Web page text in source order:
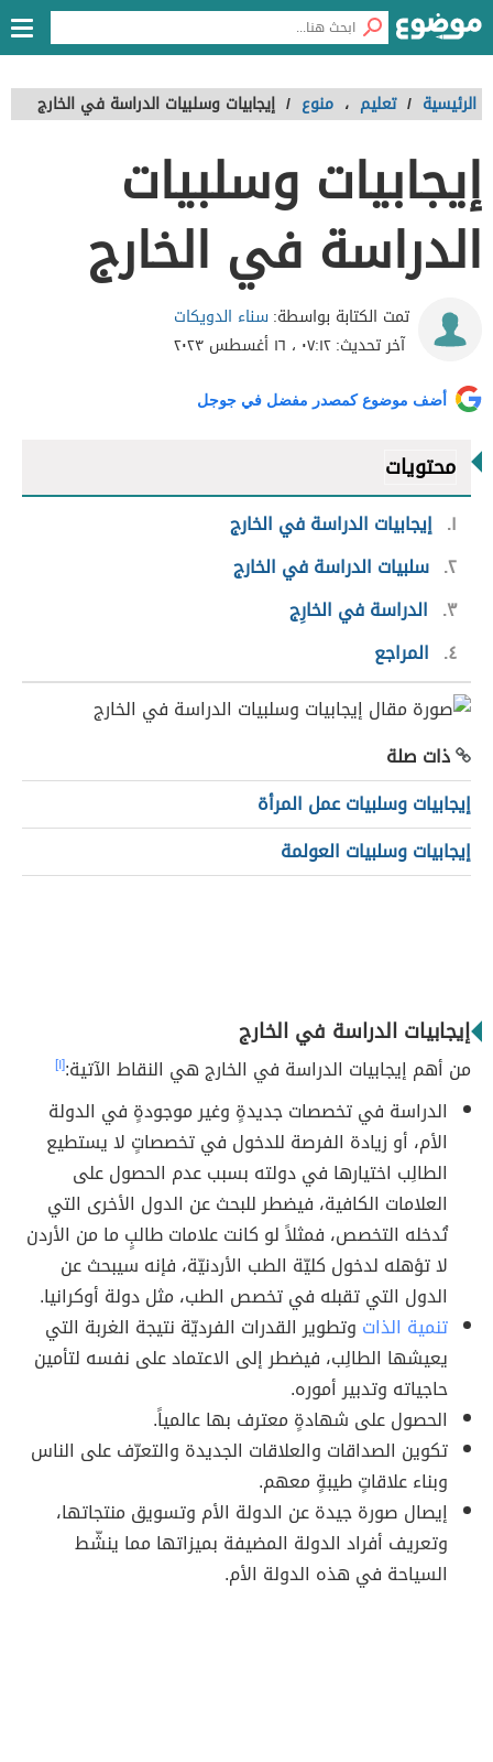
الرئيسية / تعليم ، منوع / إيجابيات وسلبيات الدراسة في الخارج
إيجابيات وسلبيات
الدراسة في الخارج
تمت الكتابة بواسطة:سناء الدويكات
آخر تحديث:٠٧:١٢ ، ١٦ أغسطس ٢٠٢٣
أضف موضوع كمصدر مفضل في جوجل
محتويات
١ إيجابيات الدراسة في الخارج
٢ سلبيات الدراسة في الخارج
٣
الدراسة في الخارِج
٤
المراجع
ذات صلة
إيجابيات وسلبيات عمل المرأة
إيجابيات وسلبيات العولمة
إيجابيات الدراسة في الخارج
من أهم إيجابيات الدراسة في الخارج هي النقاط الآتية:[١]
الدراسة في تخصصات جديدةٍ وغير موجودةٍ في الدولة
الأم، أو زيادة الفرصة للدخول في تخصصاتٍ لا يستطيع
الطالِب اختيارها في دولته بسبب عدم الحصول على
العلامات الكافية، فيضطر للبحث عن الدول الأخرى التي
تُدخله التخصص، فمثلاً لو كانت علامات طالبٍ ما من الأردن
لا تؤهله لدخول كليّة الطب الأردنيّة، فإنه سيبحث عن
الدول التي تقبله في تخصص الطب، مثل دولة أوكرانيا.
تنمية الذات وتطوير القدرات الفرديّة نتيجة الغربة التي
يعيشها الطالِب، فيضطر إلى الاعتماد على نفسه لتأمين
حاجياته وتدبير أموره.
الحصول على شهادةٍ معترف بها عالمياً.
تكوين الصداقات والعلاقات الجديدة والتعرّف على الناس
وبناء علاقاتٍ طيبةٍ معهم.
إيصال صورة جيدة عن الدولة الأم وتسويق منتجاتها،
وتعريف أفراد الدولة المضيفة بميزاتها مما ينشّط
السياحة في هذه الدولة الأم.